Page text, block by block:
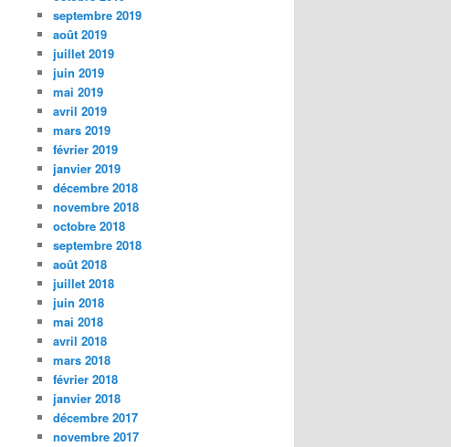
septembre 2019
août 2019
juillet 2019
juin 2019
mai 2019
avril 2019
mars 2019
février 2019
janvier 2019
décembre 2018
novembre 2018
octobre 2018
septembre 2018
août 2018
juillet 2018
juin 2018
mai 2018
avril 2018
mars 2018
février 2018
janvier 2018
décembre 2017
novembre 2017